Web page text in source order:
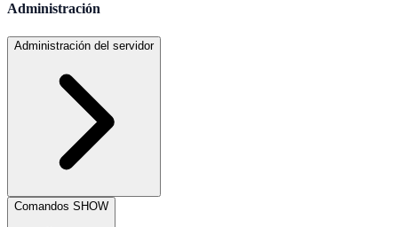
Administración
Administración del servidor
Comandos SHOW